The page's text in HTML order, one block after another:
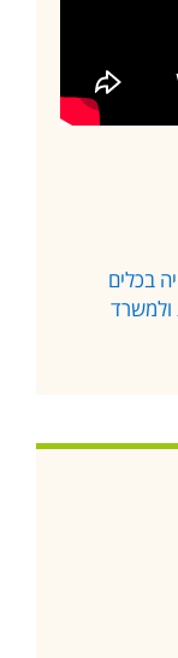
בכלים
ולמשרד